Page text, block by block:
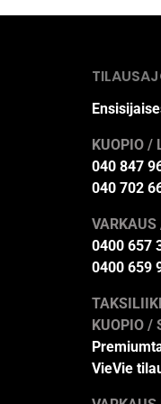
KUOPIO /
040 847
040 702
0400 657
0400 659
KUOPIO /
VieVie